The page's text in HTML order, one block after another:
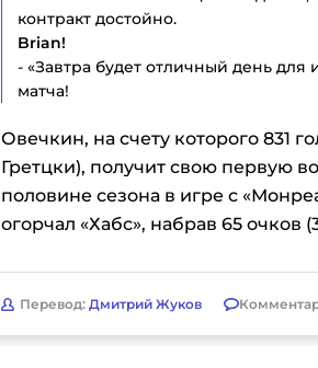
контракт достойно.
Brian!
- «Завтра будет отличный день
матча!
Овечкин, на счету которого 831
Гретцки), получит свою первую
половине сезона в игре с
огорчал «Хабс», набрав 65 очков
Перевод: Дмитрий Жуков